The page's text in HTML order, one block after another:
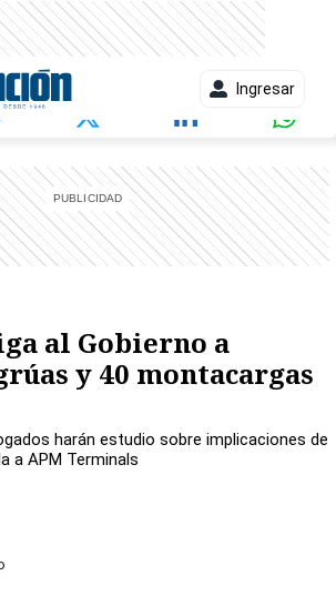
Ingresar
al Gobierno a
y 40 montacargas
harán estudio sobre implicaciones de
a APM Terminals